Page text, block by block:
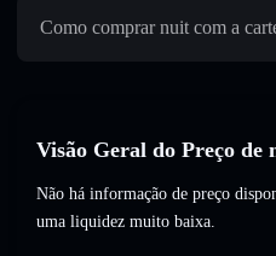
Como comprar nuit com a
Visão Geral do Preço
Não há informação de preço
uma liquidez muito baixa.